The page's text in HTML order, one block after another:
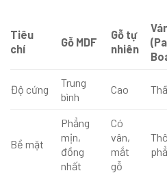
Tiêu
chí
Gỗ MDF
Gỗ tự
nhiên
Độ cứng
Trung
bình
Cao
Bề mặt
Phẳng
mịn,
đồng
nhất
Có
vân,
mắt
gỗ